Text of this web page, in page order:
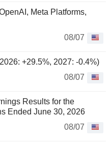
Meta Platforms,
08/07
+29.5%, 2027: -0.4%)
08/07
Results for the
Ended June 30, 2026
08/07